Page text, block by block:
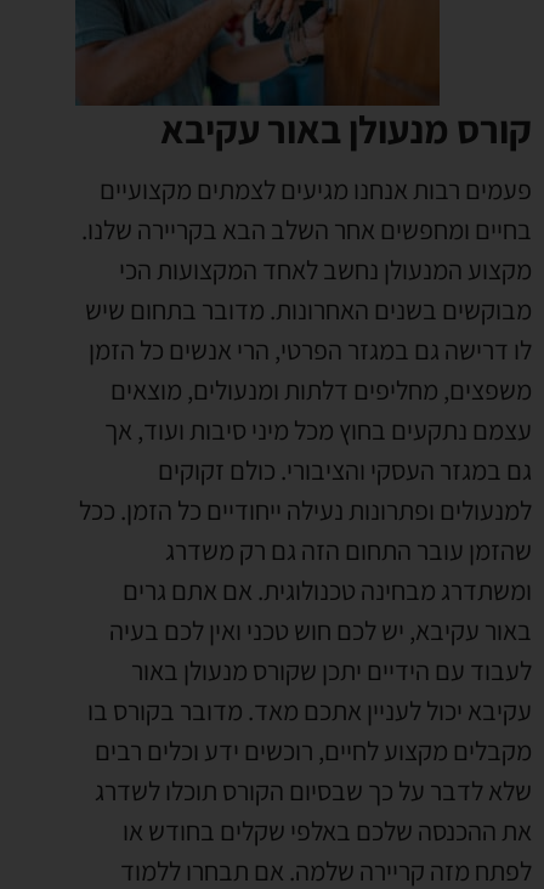
קורס מנעולן באור עקיבא
פעמים רבות אנחנו מגיעים לצמתים מקצועיים
בחיים ומחפשים אחר השלב הבא בקריירה שלנו.
מקצוע המנעולן נחשב לאחד המקצועות הכי
מבוקשים בשנים האחרונות. מדובר בתחום שיש
לו דרישה גם במגזר הפרטי, הרי אנשים כל הזמן
משפצים, מחליפים דלתות ומנעולים, מוצאים
עצמם נתקעים בחוץ מכל מיני סיבות ועוד, אך
גם במגזר העסקי והציבורי. כולם זקוקים
למנעולים ופתרונות נעילה ייחודיים כל הזמן. ככל
שהזמן עובר התחום הזה גם רק משדרג
ומשתדרג מבחינה טכנולוגית. אם אתם גרים
באור עקיבא, יש לכם חוש טכני ואין לכם בעיה
לעבוד עם הידיים יתכן שקורס מנעולן באור
עקיבא יכול לעניין אתכם מאד. מדובר בקורס בו
מקבלים מקצוע לחיים, רוכשים ידע וכלים רבים
שלא לדבר על כך שבסיום הקורס תוכלו לשדרג
את ההכנסה שלכם באלפי שקלים בחודש או
לפתח מזה קריירה שלמה. אם תבחרו ללמוד